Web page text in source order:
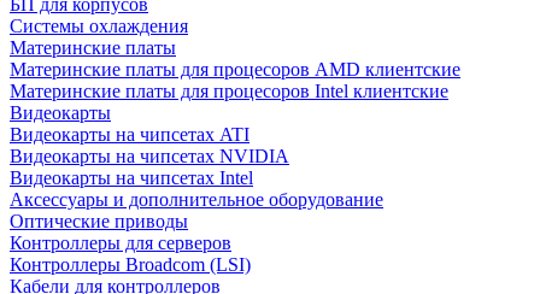
БП для корпусов
Системы охлаждения
Материнские платы
Материнские платы для процесоров AMD клиентские
Материнские платы для процесоров Intel клиентские
Видеокарты
Видеокарты на чипсетах ATI
Видеокарты на чипсетах NVIDIA
Видеокарты на чипсетах Intel
Аксессуары и дополнительное оборудование
Оптические приводы
Контроллеры для серверов
Контроллеры Broadcom (LSI)
Кабели для контроллеров